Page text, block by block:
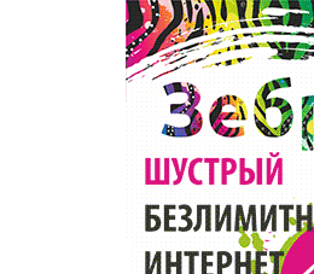
Популярное →